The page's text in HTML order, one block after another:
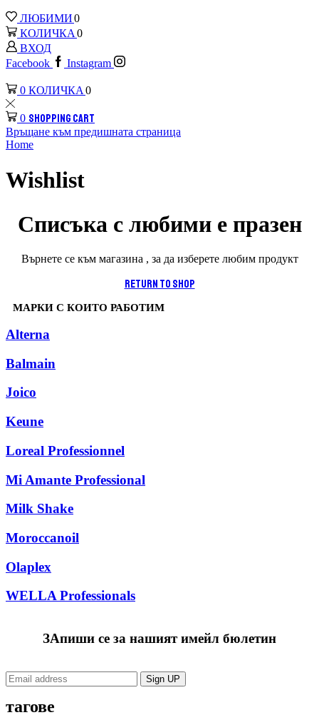
ЛЮБИМИ0
КОЛИЧКА0
ВХОД
Facebook Instagram
0 КОЛИЧКА0
0 SHOPPING CART
Връщане към предишната страница
Home
Wishlist
Списъка с любими е празен
Върнете се към магазина , за да изберете любим продукт
Return To Shop
МАРКИ С КОИТО РАБОТИМ
Alterna
Balmain
Joico
Keune
Loreal Рrofessionnel
Mi Amante Professional
Milk Shake
Moroccanoil
Olaplex
WELLA Professionals
ЗАпиши се за нашият имейл бюлетин
тагове